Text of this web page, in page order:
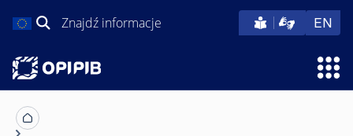
do
Szukaj: EN